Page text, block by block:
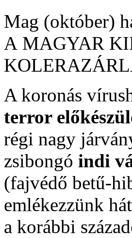
Mag (október)
A MAGYAR
A koronás
terror
régi nagy
zsibongó indi
(fajvédő betű-
emlékezzünk
a korábbi